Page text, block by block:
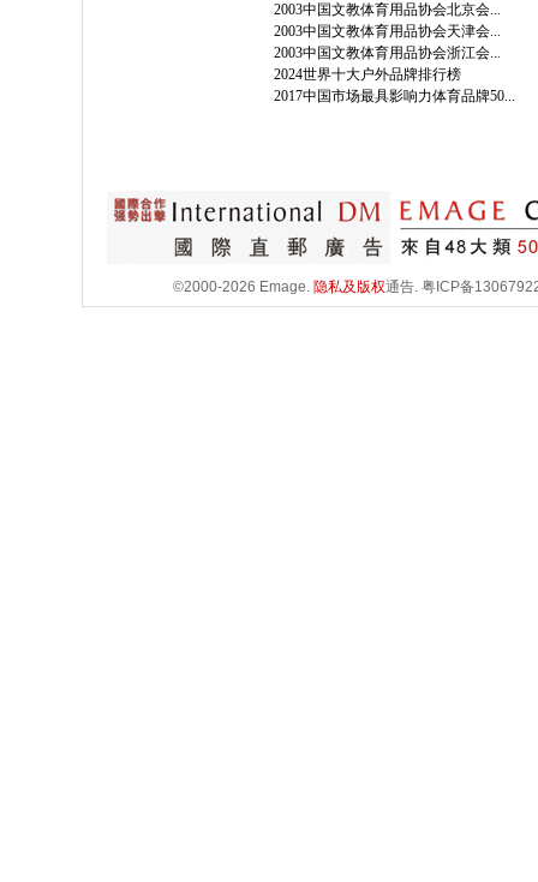
2003中国文教体育用品协会北京会...
2003中国文教体育用品协会天津会...
2003中国文教体育用品协会浙江会...
2024世界十大户外品牌排行榜
2017中国市场最具影响力体育品牌50...
©2000-2026 Emage. 隐私及版权通告. 粤ICP备